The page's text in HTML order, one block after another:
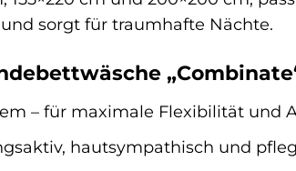
sorgt für traumhafte Nächte.
– für maximale Flexibilität und
hautsympathisch und